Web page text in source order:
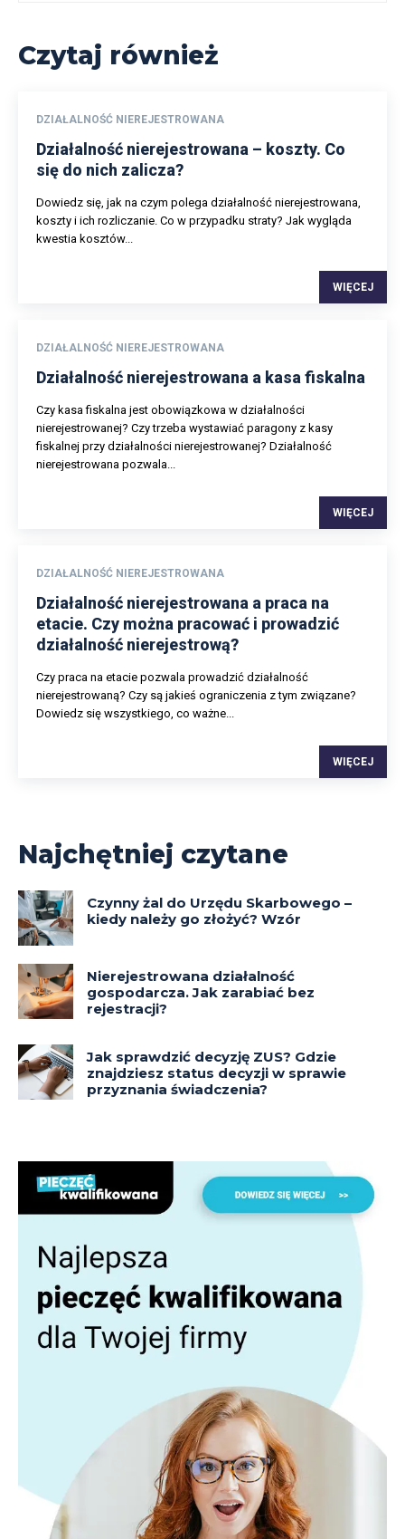
Czytaj również
DZIAŁALNOŚĆ NIEREJESTROWANA
Działalność nierejestrowana – koszty. Co
się do nich zalicza?
Dowiedz się, jak na czym polega działalność nierejestrowana,
koszty i ich rozliczanie. Co w przypadku straty? Jak wygląda
kwestia kosztów...
WIĘCEJ
DZIAŁALNOŚĆ NIEREJESTROWANA
Działalność nierejestrowana a kasa fiskalna
Czy kasa fiskalna jest obowiązkowa w działalności
nierejestrowanej? Czy trzeba wystawiać paragony z kasy
fiskalnej przy działalności nierejestrowanej? Działalność
nierejestrowana pozwala...
WIĘCEJ
DZIAŁALNOŚĆ NIEREJESTROWANA
Działalność nierejestrowana a praca na
etacie. Czy można pracować i prowadzić
działalność nierejestrową?
Czy praca na etacie pozwala prowadzić działalność
nierejestrowaną? Czy są jakieś ograniczenia z tym związane?
Dowiedz się wszystkiego, co ważne...
WIĘCEJ
Najchętniej czytane
Czynny żal do Urzędu Skarbowego –
kiedy należy go złożyć? Wzór
Nierejestrowana działalność
gospodarcza. Jak zarabiać bez
rejestracji?
Jak sprawdzić decyzję ZUS? Gdzie
znajdziesz status decyzji w sprawie
przyznania świadczenia?